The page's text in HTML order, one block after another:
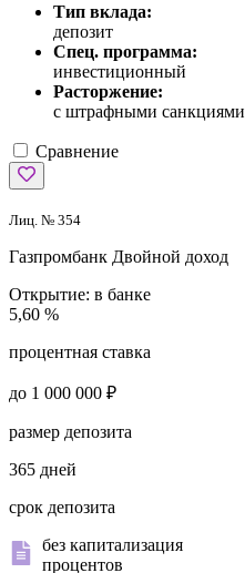
Тип вклада:
депозит
Спец. программа:
инвестиционный
Расторжение:
с штрафными санкциями
Сравнение
Лиц. № 354
Газпромбанк Двойной доход
Открытие: в банке
5,60 %
процентная ставка
до 1 000 000 ₽
размер депозита
365 дней
срок депозита
без капитализация
процентов